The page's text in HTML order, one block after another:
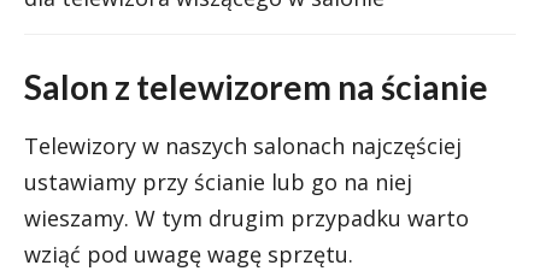
Salon z telewizorem na ścianie
Telewizory w naszych salonach najczęściej
ustawiamy przy ścianie lub go na niej
wieszamy. W tym drugim przypadku warto
wziąć pod uwagę wagę sprzętu.